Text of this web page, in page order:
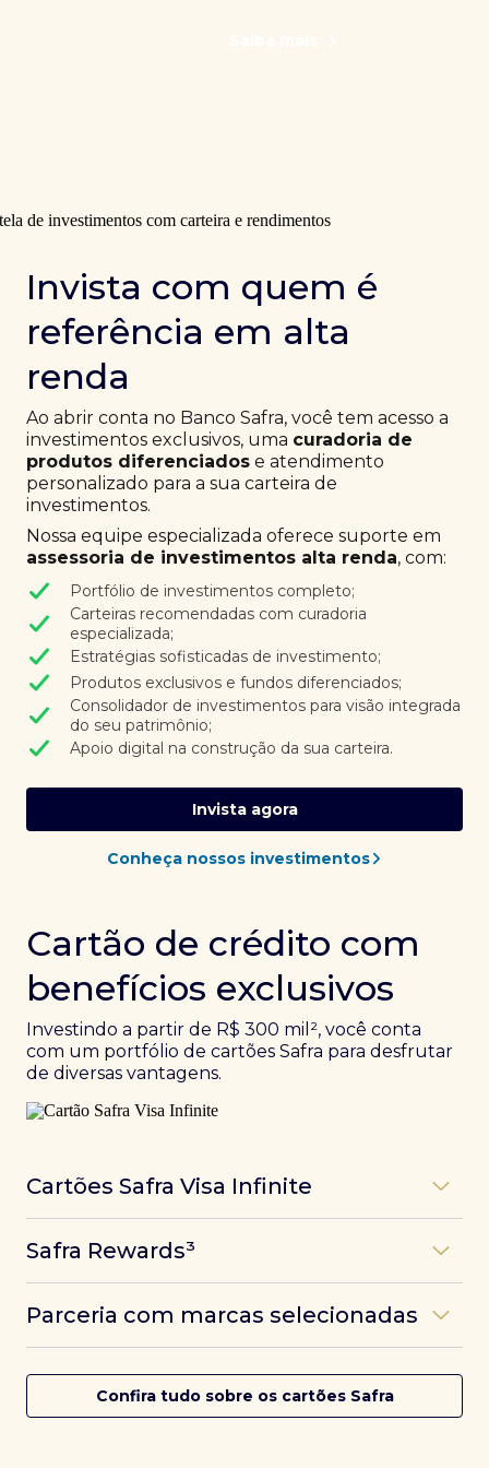
Invista com quem é
referência em alta
renda
Ao abrir conta no Banco Safra, você tem acesso a
investimentos exclusivos, uma curadoria de
produtos diferenciados e atendimento
personalizado para a sua carteira de
investimentos.
Nossa equipe especializada oferece suporte em
assessoria de investimentos alta renda, com:
Portfólio de investimentos completo;
Carteiras recomendadas com curadoria
especializada;
Estratégias sofisticadas de investimento;
Produtos exclusivos e fundos diferenciados;
Consolidador de investimentos para visão integrada
do seu patrimônio;
Apoio digital na construção da sua carteira.
Invista agora
Conheça nossos investimentos
Cartão de crédito com
benefícios exclusivos
Investindo a partir de R$ 300 mil², você conta
com um portfólio de cartões Safra para desfrutar
de diversas vantagens.
Cartões Safra Visa Infinite
experiências refinadas a benefícios únicos, como
converte seus investimentos em limite no cartão e
conta com acesso a mais de 1.400 salas VIP Dragon
Pass ao redor do mundo.
Safra Rewards³
das melhores pontuações do mercado.
Parceria com marcas selecionadas
cartões Safra.
Confira tudo sobre os cartões Safra